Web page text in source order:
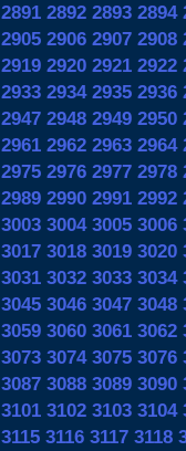
2891 2892 2893 2894
2905 2906 2907 2908
2919 2920 2921 2922
2933 2934 2935 2936
2947 2948 2949 2950
2961 2962 2963 2964
2975 2976 2977 2978
2989 2990 2991 2992
3003 3004 3005 3006
3017 3018 3019 3020
3031 3032 3033 3034
3045 3046 3047 3048
3059 3060 3061 3062
3073 3074 3075 3076
3087 3088 3089 3090
3101 3102 3103 3104
3115 3116 3117 3118